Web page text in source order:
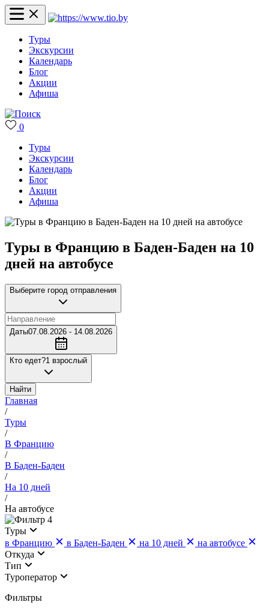
Туры
Экскурсии
Календарь
Блог
Акции
Афиша
0
Туры
Экскурсии
Календарь
Блог
Акции
Афиша
Туры в Францию в Баден-Баден на 10
дней на автобусе
Выберите город отправления
Даты07.08.2026 - 14.08.2026
Кто едет?1 взрослый
Найти
Главная
/
Туры
/
В Францию
/
В Баден-Баден
/
На 10 дней
/
На автобусе
4
Туры
в Францию
в Баден-Баден на 10 дней
на автобусе
Откуда
Тип
Туроператор
Фильтры